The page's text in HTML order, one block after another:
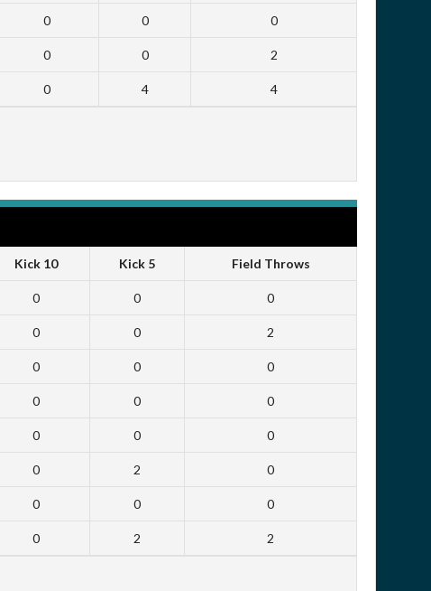
0 0 0
0 0 2
0 4 4
Kick 10 Kick 5 Field Throws
0 0 0
0 0 2
0 0 0
0 0 0
0 0 0
0 2 0
0 0 0
0 2 2